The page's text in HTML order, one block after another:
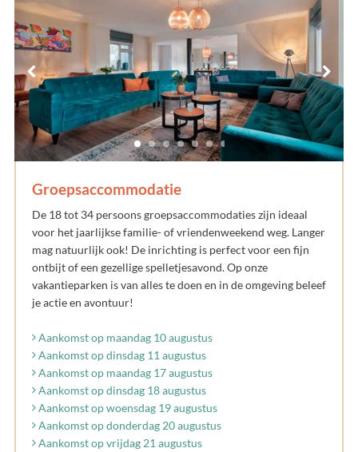
Groepsaccommodatie
De 18 tot 34 persoons groepsaccommodaties zijn ideaal
voor het jaarlijkse familie- of vriendenweekend weg. Langer
mag natuurlijk ook! De inrichting is perfect voor een fijn
ontbijt of een gezellige spelletjesavond. Op onze
vakantieparken is van alles te doen en in de omgeving beleef
je actie en avontuur!
Aankomst op maandag 10 augustus
Aankomst op dinsdag 11 augustus
Aankomst op maandag 17 augustus
Aankomst op dinsdag 18 augustus
Aankomst op woensdag 19 augustus
Aankomst op donderdag 20 augustus
Aankomst op vrijdag 21 augustus